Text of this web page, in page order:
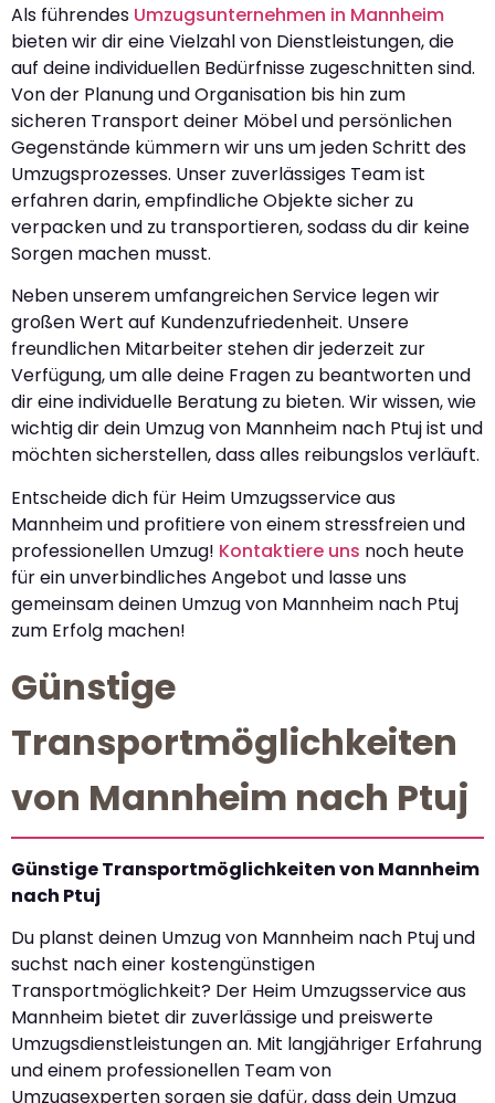
Als führendes Umzugsunternehmen in Mannheim
bieten wir dir eine Vielzahl von Dienstleistungen, die
auf deine individuellen Bedürfnisse zugeschnitten sind.
Von der Planung und Organisation bis hin zum
sicheren Transport deiner Möbel und persönlichen
Gegenstände kümmern wir uns um jeden Schritt des
Umzugsprozesses. Unser zuverlässiges Team ist
erfahren darin, empfindliche Objekte sicher zu
verpacken und zu transportieren, sodass du dir keine
Sorgen machen musst.
Neben unserem umfangreichen Service legen wir
großen Wert auf Kundenzufriedenheit. Unsere
freundlichen Mitarbeiter stehen dir jederzeit zur
Verfügung, um alle deine Fragen zu beantworten und
dir eine individuelle Beratung zu bieten. Wir wissen, wie
wichtig dir dein Umzug von Mannheim nach Ptuj ist und
möchten sicherstellen, dass alles reibungslos verläuft.
Entscheide dich für Heim Umzugsservice aus
Mannheim und profitiere von einem stressfreien und
professionellen Umzug! Kontaktiere uns noch heute
für ein unverbindliches Angebot und lasse uns
gemeinsam deinen Umzug von Mannheim nach Ptuj
zum Erfolg machen!
Günstige
Transportmöglichkeiten
von Mannheim nach Ptuj
Günstige Transportmöglichkeiten von Mannheim
nach Ptuj
Du planst deinen Umzug von Mannheim nach Ptuj und
suchst nach einer kostengünstigen
Transportmöglichkeit? Der Heim Umzugsservice aus
Mannheim bietet dir zuverlässige und preiswerte
Umzugsdienstleistungen an. Mit langjähriger Erfahrung
und einem professionellen Team von
Umzugsexperten sorgen sie dafür, dass dein Umzug